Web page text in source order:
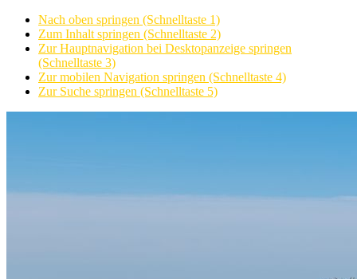
Nach oben springen (Schnelltaste 1)
Zum Inhalt springen (Schnelltaste 2)
Zur Hauptnavigation bei Desktopanzeige springen
(Schnelltaste 3)
Zur mobilen Navigation springen (Schnelltaste 4)
Zur Suche springen (Schnelltaste 5)